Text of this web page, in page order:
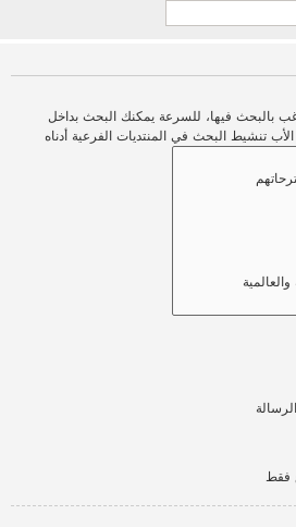
بالبحث فيها، للسرعة يمكنك البحث بداخل
الأب تنشيط البحث في المنتديات الفرعية أدناه
فقط